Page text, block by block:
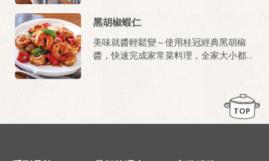
黑胡椒蝦仁
美味就醬輕鬆變～使用桂冠經典黑胡椒
醬，快速完成家常菜料理，全家大小都
TOP